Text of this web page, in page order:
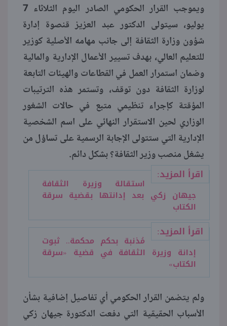
ويموجب القرار الحكومي الصادر اليوم الثلاثاء 7
يوليو، سيتولى الدكتور عبد العزيز قنصوة إدارة
شؤون وزارة الثقافة إلى جانب مهامه الأصلية كوزير
للتعليم العالي، بهدف تسيير الأعمال الإدارية والمالية
وضمان استمرار العمل في القطاعات والهيئات التابعة
لوزارة الثقافة دون توقف، وتستمر هذه الترتيبات
المؤقتة كإجراء تنظيمي متبع في حالات الشغور
الوزاري لحين الاستقرار النهائي على اسم الشخصية
الإدارية التي ستتولى الإجابة الرسمية على تساؤل من
يشغل منصب وزير الثقافة؟ بشكل دائم.
اقرأ المزيد:
استقالة وزيرة الثقافة
جيهان زكي بعد إدانتها بقضية سرقة
الكتاب
اقرأ المزيد:
مُذنبة بحكم محكمة.. ثبوت
إدانة وزيرة الثقافة في قضية «سرقة
الكتاب»
ولم يتضمن القرار الحكومي أي تفاصيل إضافية بشأن
الأسباب الحقيقية التي دفعت الدكتورة جيهان زكي